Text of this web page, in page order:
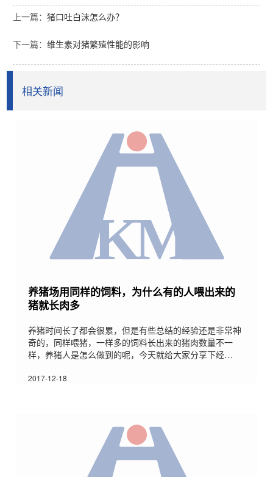
上一篇：猪口吐白沫怎么办？
下一篇：维生素对猪繁殖性能的影响
相关新闻
养猪场用同样的饲料，为什么有的人喂出来的
猪就长肉多
养猪时间长了都会很累，但是有些总结的经验还是非常神
奇的，同样喂猪，一样多的饲料长出来的猪肉数量不一
样，养猪人是怎么做到的呢，今天就给大家分享下经
料，一般来说1.0的筛子就行了，太粗消化不好，饲料就
细，一般来说3.0就可以了;所以饲料应该是对应的，太粗
2017-12-18